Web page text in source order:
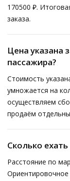
170500 ₽.
заказа.
Цена указана
пассажира?
Стоимость
умножается на
осуществляем
продаём
Сколько
Расстояние по